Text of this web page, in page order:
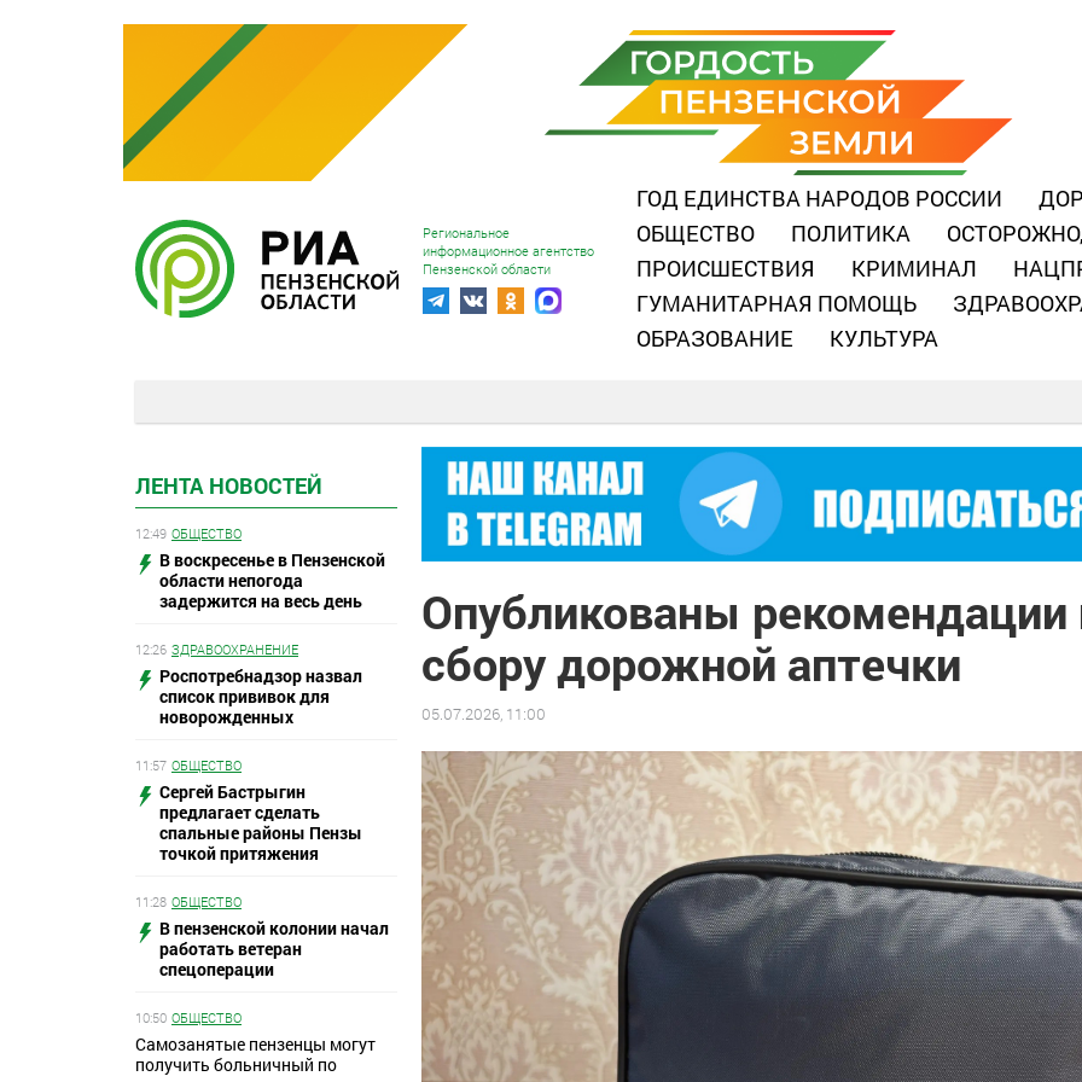
Региональное
информационное агентство
Пензенской области
ГОД ЕДИНСТВА НАРОДОВ РОССИИ
ОБЩЕСТВО
ПОЛИТИКА
ПРОИСШЕСТВИЯ
КРИМИНАЛ
ГУМАНИТАРНАЯ ПОМОЩЬ
ОБРАЗОВАНИЕ
КУЛЬТУРА
ЛЕНТА НОВОСТЕЙ
12:49 ОБЩЕСТВО
В воскресенье в Пензенской
области непогода
задержится на весь день
12:26 ЗДРАВООХРАНЕНИЕ
Роспотребнадзор назвал
список прививок для
новорожденных
11:57 ОБЩЕСТВО
Сергей Бастрыгин
предлагает сделать
спальные районы Пензы
точкой притяжения
11:28 ОБЩЕСТВО
В пензенской колонии начал
работать ветеран
спецоперации
10:50 ОБЩЕСТВО
Самозанятые пензенцы могут
получить больничный по
Опубликованы рекомендации
сбору дорожной аптечки
05.07.2026, 11:00